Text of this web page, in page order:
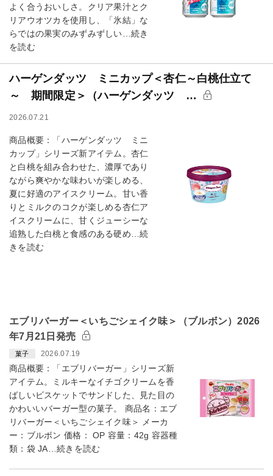
よく合うおいしさ。クリア果汁とク
リアウオツカを使用し、「氷結」な
らではの果実のみずみずしい…続き
を読む
ハーゲンダッツ ミニカップ＜杏仁～白桃仕立て
～ 期間限定＞（ハーゲンダッツ …
2026.07.21
商品概要：「ハーゲンダッツ ミニ
カップ」シリーズ新アイテム。杏仁
と白桃を組み合わせた、濃厚であり
ながら爽やかな味わいが楽しめる、
夏に好適のアイスクリーム。甘い香
りとミルクのコクが楽しめる杏仁ア
イスクリームに、甘くジューシーな
追熟した白桃と食感のある硬め…続
きを読む
エブリバーガー＜いちごシェイク味＞（ブルボン）2026
年7月21日発売
菓子 2026.07.19
商品概要：「エブリバーガー」シリーズ新
アイテム。ミルキーなイチゴクリームを香
ばしいビスケットでサンドした、見た目の
かわいいバーガー型の菓子。 商品名：エブ
リバーガー＜いちごシェイク味＞ メーカ
ー：ブルボン 価格： OP 容量：42g 容器種
類：袋 JA…続きを読む